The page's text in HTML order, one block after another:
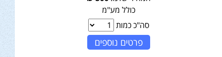
כולל מע"מ
סה"כ כמות
פרטים נוספים